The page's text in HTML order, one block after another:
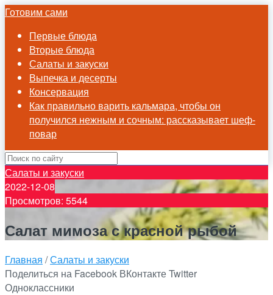
Готовим сами
Первые блюда
Вторые блюда
Салаты и закуски
Выпечка и десерты
Консервация
Как правильно варить кальмара, чтобы он
получился нежным и сочным: рассказывает шеф-
повар
Салаты и закуски
2022-12-08
Просмотров: 5544
Салат мимоза с красной рыбой
Главная /Салаты и закуски
Поделиться на Facebook ВКонтактеTwitter
Одноклассники